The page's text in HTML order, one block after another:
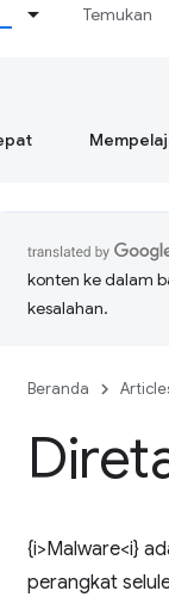
Temukan
konten ke dalam
kesalahan.
Beranda
{i>Malware<i}
perangkat